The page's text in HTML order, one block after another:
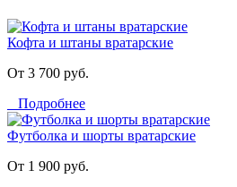
Кофта и штаны вратарские
От 3 700 руб.
Подробнее
Футболка и шорты вратарские
От 1 900 руб.